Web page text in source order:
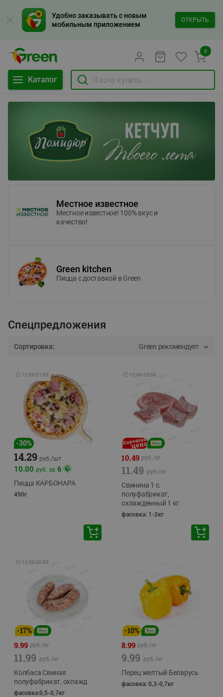
Удобно заказывать с новым
мобильным приложением
ОТКРЫТЬ
Каталог
0
Местное известное
Местное известное! 100% вкус и
качество!
Green kitchen
Пицца c доставкой в Green
Спецпредложения
Сортировка: Green рекомендует
🕘 12:00-21:00
-30%
14.29 руб./шт
10.00 руб. за 6
Пицца КАРБОНАРА
490г
🕘 12:00-20:00
10.49 руб./кг
11.49 руб./кг
Свинина 1 с.
полуфабрикат,
охлажденный 1 кг
фасовка: 1-2кг
🕘 12:00-20:00
-17%
9.99 руб./кг
11.99 руб./кг
Колбаса Свиная
полуфабрикат, охлажд
фасовка:0,5-0,7кг
-10%
8.99 руб./кг
9.99 руб./кг
Перец желтый Беларусь
фасовка: 0,3-0,7кг